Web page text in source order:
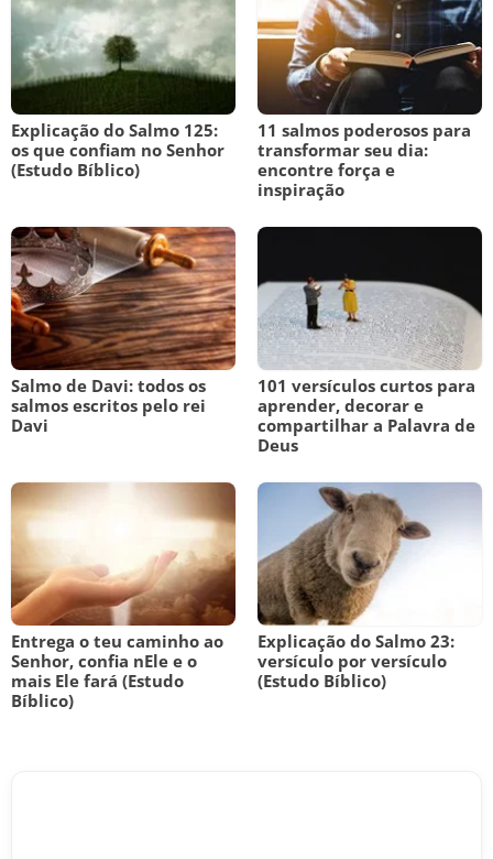
Explicação do Salmo 125:
os que confiam no Senhor
(Estudo Bíblico)
11 salmos poderosos para
transformar seu dia:
encontre força e
inspiração
Salmo de Davi: todos os
salmos escritos pelo rei
Davi
101 versículos curtos para
aprender, decorar e
compartilhar a Palavra de
Deus
Entrega o teu caminho ao
Senhor, confia nEle e o
mais Ele fará (Estudo
Bíblico)
Explicação do Salmo 23:
versículo por versículo
(Estudo Bíblico)